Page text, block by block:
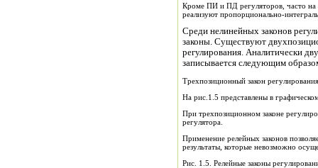
Кроме ПИ и ПД регуляторов, часто на
реализуют пропорционально-
Среди нелинейных законов
законы. Существуют
регулирования. Аналитически
записывается следующим
Трехпозиционный закон
На рис.1.5 представлены в
При трехпозиционном законе
регулятора.
Применение релейных законов
результаты, которые невозможно
Рис. 1.5. Релейные законы